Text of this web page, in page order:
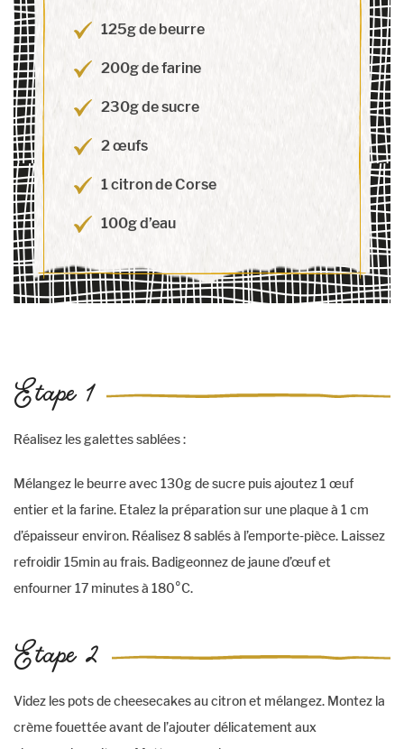
125g de beurre
200g de farine
230g de sucre
2 œufs
1 citron de Corse
100g d’eau
Etape 1
Réalisez les galettes sablées :
Mélangez le beurre avec 130g de sucre puis ajoutez 1 œuf
entier et la farine. Etalez la préparation sur une plaque à 1 cm
d’épaisseur environ. Réalisez 8 sablés à l’emporte-pièce. Laissez
refroidir 15min au frais. Badigeonnez de jaune d’œuf et
enfourner 17 minutes à 180°C.
Etape 2
Videz les pots de cheesecakes au citron et mélangez. Montez la
crème fouettée avant de l’ajouter délicatement aux